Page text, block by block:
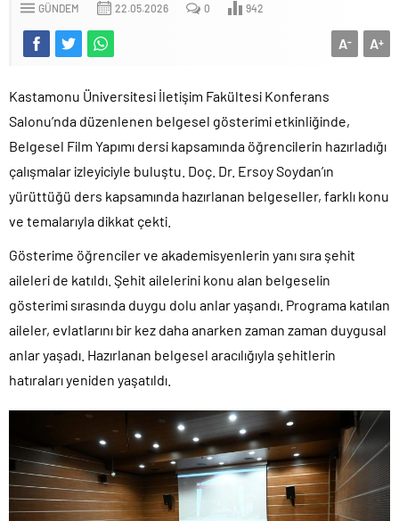
GÜNDEM 22.05.2026 0 942
A+
A-
Kastamonu Üniversitesi İletişim Fakültesi Konferans
Salonu’nda düzenlenen belgesel gösterimi etkinliğinde,
Belgesel Film Yapımı dersi kapsamında öğrencilerin hazırladığı
çalışmalar izleyiciyle buluştu. Doç. Dr. Ersoy Soydan’ın
yürüttüğü ders kapsamında hazırlanan belgeseller, farklı konu
ve temalarıyla dikkat çekti.
Gösterime öğrenciler ve akademisyenlerin yanı sıra şehit
aileleri de katıldı. Şehit ailelerini konu alan belgeselin
gösterimi sırasında duygu dolu anlar yaşandı. Programa katılan
aileler, evlatlarını bir kez daha anarken zaman zaman duygusal
anlar yaşadı. Hazırlanan belgesel aracılığıyla şehitlerin
hatıraları yeniden yaşatıldı.